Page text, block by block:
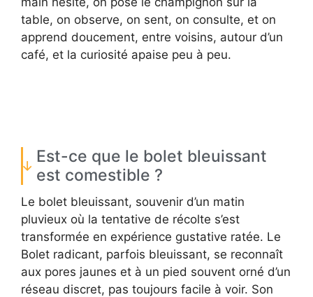
table, on observe, on sent, on consulte, et on
apprend doucement, entre voisins, autour d’un
café, et la curiosité apaise peu à peu.
Est-ce que le bolet bleuissant
est comestible ?
Le bolet bleuissant, souvenir d’un matin
pluvieux où la tentative de récolte s’est
transformée en expérience gustative ratée. Le
Bolet radicant, parfois bleuissant, se reconnaît
aux pores jaunes et à un pied souvent orné d’un
réseau discret, pas toujours facile à voir. Son